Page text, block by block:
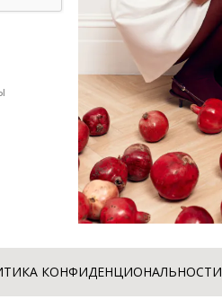
КОНФИДЕНЦИОНАЛЬНОСТИ